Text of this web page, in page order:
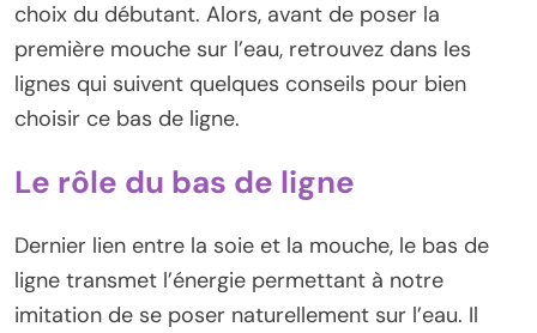
choix du débutant. Alors, avant de poser la
première mouche sur l’eau, retrouvez dans les
lignes qui suivent quelques conseils pour bien
choisir ce bas de ligne.
Le rôle du bas de ligne
Dernier lien entre la soie et la mouche, le bas de
ligne transmet l’énergie permettant à notre
imitation de se poser naturellement sur l’eau. Il